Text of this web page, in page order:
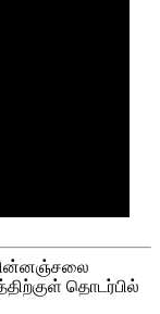
தொடர்பில்